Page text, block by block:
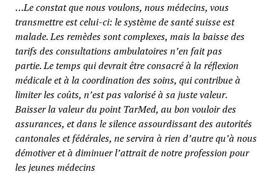
…Le constat que nous voulons, nous médecins, vous
transmettre est celui-ci: le système de santé suisse est
malade. Les remèdes sont complexes, mais la baisse des
tarifs des consultations ambulatoires n’en fait pas
partie.Le temps qui devrait être consacré à la réflexion
médicale et à la coordination des soins, qui contribue à
limiter les coûts, n’est pas valorisé à sa juste valeur.
Baisser la valeur du point TarMed, au bon vouloir des
assurances, et dans le silence assourdissant des autorités
cantonales et fédérales, ne servira à rien d’autre qu’à nous
démotiver et à diminuer l’attrait de notre profession pour
les jeunes médecins